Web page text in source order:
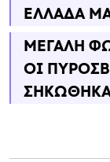
ΕΛΛΑΔΑ
ΜΕΓΑΛΗ
ΟΙ